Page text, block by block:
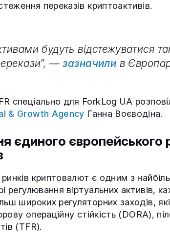
переказів криптоактивів.
будуть відстежуватися
—зазначили в
спеціально для ForkLog UA
& Growth Agency Ганна Воєводіна.
єдиного європейського
криптовалют є одним з
регулювання віртуальних активів,
широких регуляторних заходів,
операційну стійкість (DORA),
(TFR).